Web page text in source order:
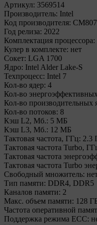
Артикул: 3569514
Производитель: Intel
Код производителя:
Год релиза: 2022
Комплектация процессора:
Кулер в комплекте: нет
Сокет: LGA 1700
Ядро: Intel Alder Lake-S
Техпроцесс: Intel 7
Кол-во ядер: 4
Кол-во
Кол-во производительных
Кол-во потоков: 8
Кэш L2, Мб.: 5 МБ
Кэш L3, Мб.: 12 МБ
Тактовая частота, ГГц: 2.3
Тактовая частота Turbo,
Тактовая частота
Тактовая частота Turbo
Свободный множитель:
Тип памяти: DDR4, DDR5
Каналов памяти: 2
Макс. объем памяти: 128
Частота оперативной
Поддержка режима ECC: